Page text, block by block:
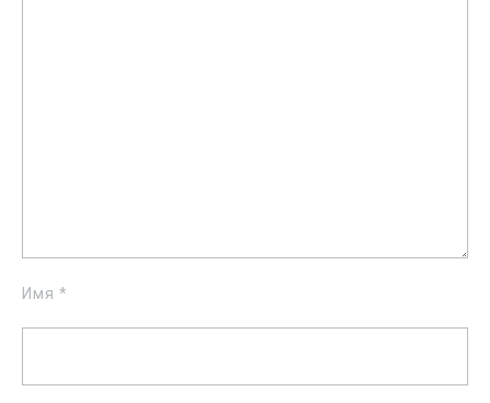
Имя *